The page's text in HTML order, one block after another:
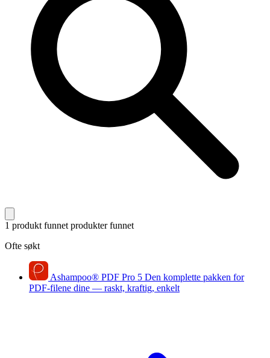
1 produkt funnet produkter funnet
Ofte søkt
Ashampoo® PDF Pro 5 Den komplette pakken for
PDF-filene dine — raskt, kraftig, enkelt